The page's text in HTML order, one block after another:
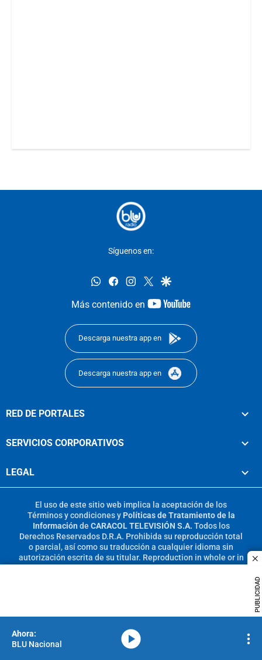
PUBLICIDAD
Síguenos en:
whatsappfacebookinstagram
twittergoogle
Más contenido en
youtube-
Descarga nuestra app en
Descarga nuestra app en
RED DE PORTALES
SERVICIOS CORPORATIVOS
LEGAL
El uso de este sitio web implica la aceptación de los
Términos y condicionesy Políticas de Tratamiento de la
Información de CARACOL TELEVISIÓN S.A. Todos los
Derechos Reservados D.R.A. Prohibida su reproducción total
o parcial, así como su traducción a cualquier idioma sin
autorización escrita de su titular. Reproduction in whole or in
BLU Nacional